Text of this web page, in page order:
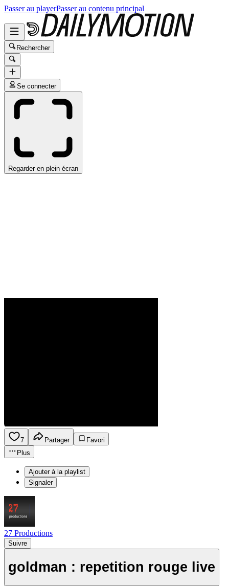
Passer au playerPasser au contenu principal
Rechercher
Se connecter
Regarder en plein écran
7 Partager
Favori
Plus
Ajouter à la playlist
Signaler
27 Productions
Suivre
goldman : repetition rouge live